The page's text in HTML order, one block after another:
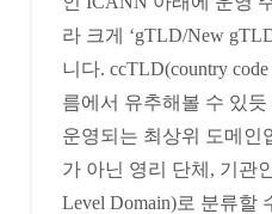
라 크게 ‘gTLD/New
니다. ccTLD(country
름에서 유추해볼 수 있듯
운영되는 최상위 도메인
가 아닌 영리 단체, 기관
Level Domain)로 분류할